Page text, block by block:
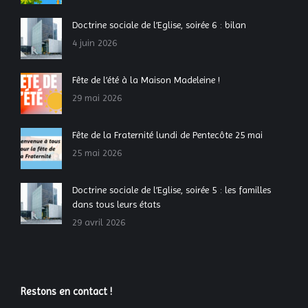
Doctrine sociale de l’Eglise, soirée 6 : bilan
4 juin 2026
Fête de l’été à la Maison Madeleine !
29 mai 2026
Fête de la Fraternité lundi de Pentecôte 25 mai
25 mai 2026
Doctrine sociale de l’Eglise, soirée 5 : les familles
dans tous leurs états
29 avril 2026
Restons en contact !